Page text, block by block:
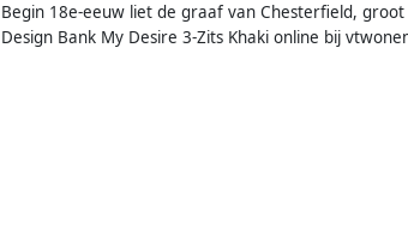
Begin 18e-eeuw liet de graaf van Chesterfield,
Design Bank My Desire 3-Zits Khaki online bij